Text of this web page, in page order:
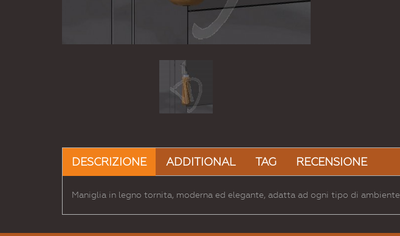
DESCRIZIONE ADDITIONAL TAG RECENSIONE
Maniglia in legno tornita, moderna ed elegante, adatta ad ogni tipo di ambiente